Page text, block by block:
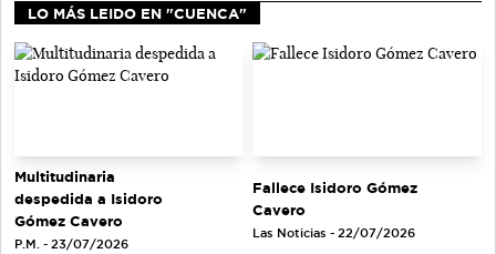
LO MÁS LEIDO EN "CUENCA"
Multitudinaria
despedida a Isidoro
Gómez Cavero
P.M. - 23/07/2026
Fallece Isidoro Gómez
Cavero
Las Noticias - 22/07/2026